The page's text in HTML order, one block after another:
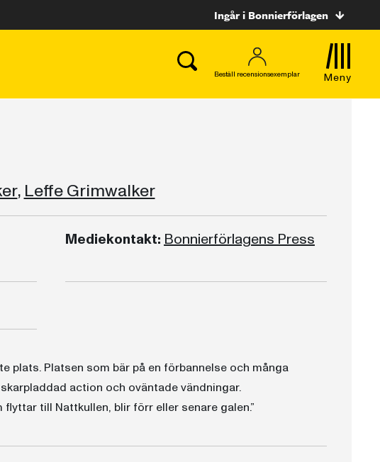
Ingår i Bonnierförlagen
Beställ recensionsexemplar Meny
, Leffe Grimwalker
Mediekontakt:Bonnierförlagens Press
plats. Platsen som bär på en förbannelse och många
action och oväntade vändningar.
till Nattkullen, blir förr eller senare galen.”